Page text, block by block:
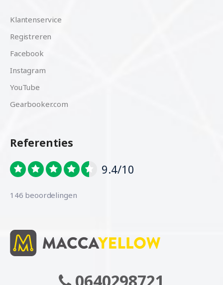
Klantenservice
Registreren
Facebook
Instagram
YouTube
Gearbooker.com
Referenties
9.4/10
146 beoordelingen